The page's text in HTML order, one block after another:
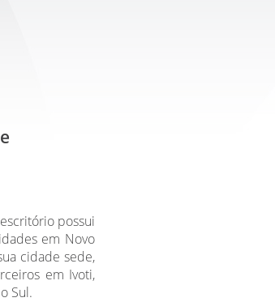
possui
em Novo
cidade sede,
em Ivoti,
Sul.